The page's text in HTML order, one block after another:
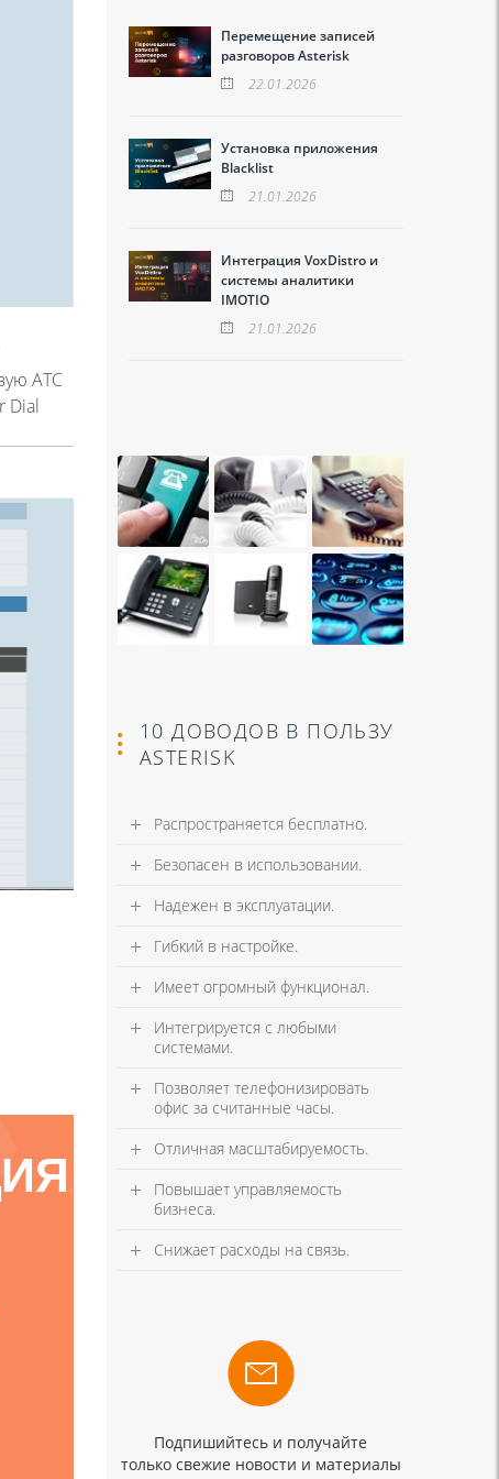
АТС
Dial
Перемещение записей
разговоров Asterisk
22.01.2026
Установка приложения
Blacklist
21.01.2026
Интеграция VoxDistro и
системы аналитики
IMOTIO
21.01.2026
10 ДОВОДОВ В ПОЛЬЗУ
ASTERISK
Распространяется бесплатно.
Безопасен в использовании.
Надежен в эксплуатации.
Гибкий в настройке.
Имеет огромный функционал.
Интегрируется с любыми
системами.
Позволяет телефонизировать
офис за считанные часы.
Отличная масштабируемость.
Повышает управляемость
бизнеса.
Снижает расходы на связь.
Подпишийтесь и получайте
только свежие новости и материалы